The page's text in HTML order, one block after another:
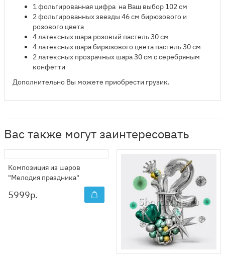
1 фольгированная цифра на Ваш выбор 102 см
2 фольгированных звезды 46 см бирюзового и
розового цвета
4 латексных шара розовый пастель 30 см
4 латексных шара бирюзового цвета пастель 30 см
2 латексных прозрачных шара 30 см с серебряным
конфетти
Дополнительно Вы можете приобрести грузик.
Вас также могут заинтересовать
Композиция из шаров
"Мелодия праздника"
5999р.